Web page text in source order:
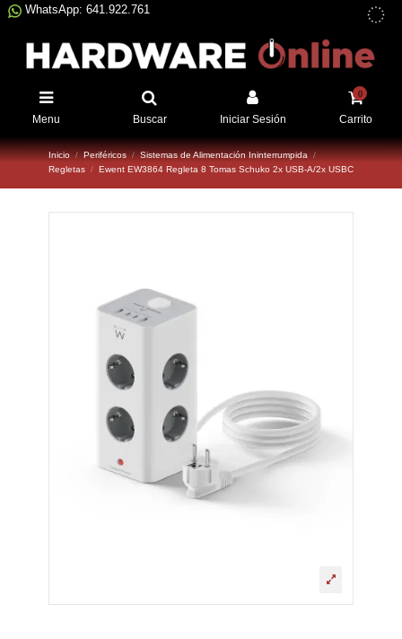
WhatsApp: 641.922.761
Menu Buscar Iniciar Sesión
0
Carrito
Inicio Periféricos
Sistemas de Alimentación Ininterrumpida
Regletas
Ewent EW3864 Regleta 8 Tomas Schuko 2x USB-A/2x USBC